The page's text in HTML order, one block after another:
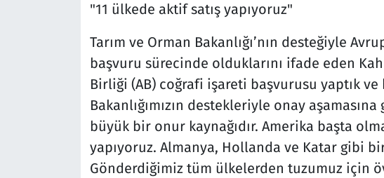
"11 ülkede aktif satış yapıyoruz"
Tarım ve Orman Bakanlığı’nın desteğiyle
başvuru sürecinde olduklarını ifade eden
Birliği (AB) coğrafi işareti başvurusu yaptık ve
Bakanlığımızın destekleriyle onay
büyük bir onur kaynağıdır. Amerika başta
yapıyoruz. Almanya, Hollanda ve Katar gibi
Gönderdiğimiz tüm ülkelerden tuzumuz için